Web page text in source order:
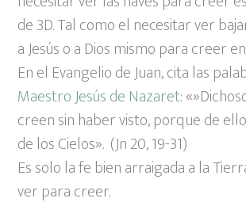
de 3D. Tal como el necesitar ver
a Jesús o a Dios mismo para creer
En el Evangelio de Juan, cita las
Maestro Jesús de Nazaret:
creen sin haber visto, porque de
de los Cielos». (Jn 20, 19-31)
Es solo la fe bien arraigada a la
ver para creer.